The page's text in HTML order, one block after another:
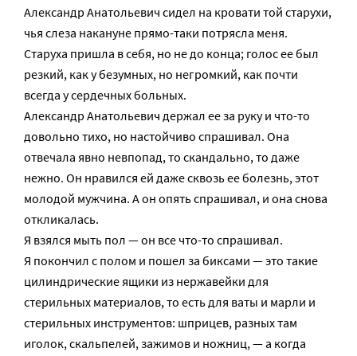
Александр Анатольевич сидел на кровати той старухи,
чья слеза накануне прямо-таки потрясла меня.
Старуха пришла в себя, но не до конца; голос ее был
резкий, как у безумных, но негромкий, как почти
всегда у сердечных больных.
Александр Анатольевич держал ее за руку и что-то
довольно тихо, но настойчиво спрашивал. Она
отвечала явно невпопад, то скандально, то даже
нежно. Он нравился ей даже сквозь ее болезнь, этот
молодой мужчина. А он опять спрашивал, и она снова
откликалась.
Я взялся мыть пол — он все что-то спрашивал.
Я покончил с полом и пошел за биксами — это такие
цилиндрические ящики из нержавейки для
стерильных материалов, то есть для ваты и марли и
стерильных инструментов: шприцев, разных там
иголок, скальпелей, зажимов и ножниц, — а когда